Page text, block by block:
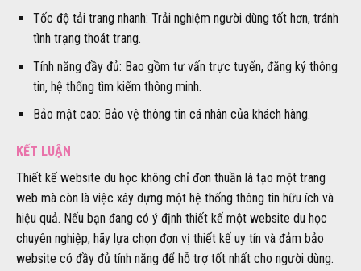
Tốc độ tải trang nhanh: Trải nghiệm người dùng tốt hơn, tránh
tình trạng thoát trang.
Tính năng đầy đủ: Bao gồm tư vấn trực tuyến, đăng ký thông
tin, hệ thống tìm kiếm thông minh.
Bảo mật cao: Bảo vệ thông tin cá nhân của khách hàng.
KẾT LUẬN
Thiết kế website du học không chỉ đơn thuần là tạo một trang
web mà còn là việc xây dựng một hệ thống thông tin hữu ích và
hiệu quả. Nếu bạn đang có ý định thiết kế một website du học
chuyên nghiệp, hãy lựa chọn đơn vị thiết kế uy tín và đảm bảo
website có đầy đủ tính năng để hỗ trợ tốt nhất cho người dùng.